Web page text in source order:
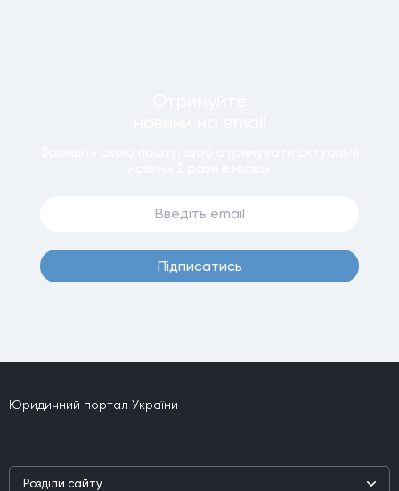
Пiдписатись
Юридичний портал України
Роздiли сайту